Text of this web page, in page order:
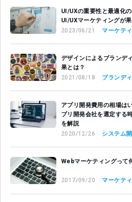
UI/UXの重要性と最適化
UI/UXマーケティングが
2023/06/21
マーケテ
デザインによるブランデ
果とは？
2021/08/18
ブランデ
アプリ開発費用の相場は
プリ開発会社を選定する
を解説
2020/12/26
システム
Webマーケティングって
2017/09/20 マーケテ